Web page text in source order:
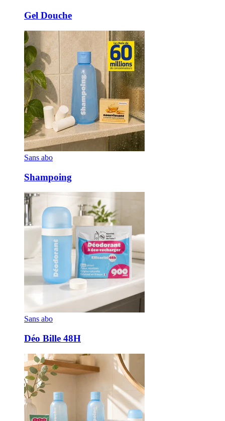
Gel Douche
Sans abo
Shampoing
Sans abo
Déo Bille 48H